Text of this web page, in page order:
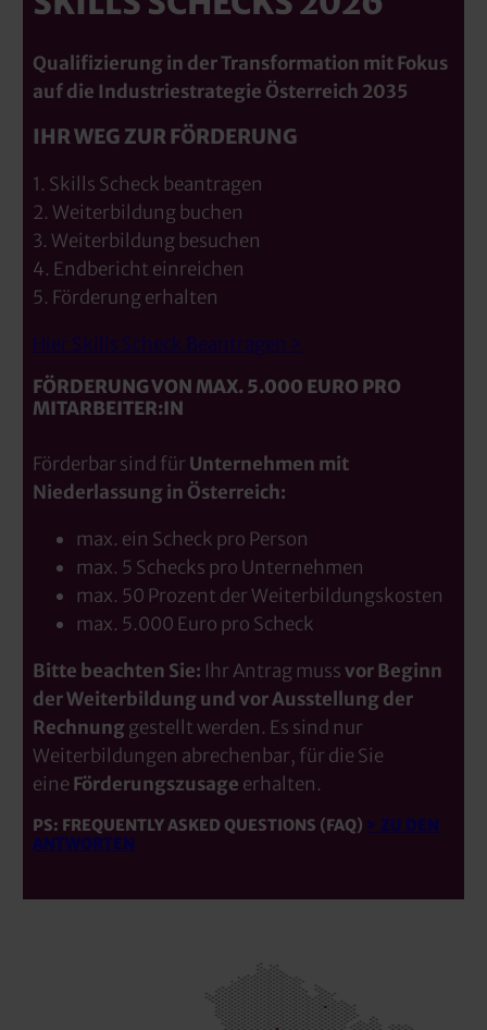
Qualifizierung in der Transformation mit Fokus
auf die Industriestrategie Österreich 2035
IHR WEG ZUR FÖRDERUNG
1. Skills Scheck beantragen
2. Weiterbildung buchen
3. Weiterbildung besuchen
4. Endbericht einreichen
5. Förderung erhalten
Hier Skills Scheck Beantragen >
FÖRDERUNG VON MAX. 5.000 EURO PRO
MITARBEITER:IN
Förderbar sind für Unternehmen mit
Niederlassung in Österreich:
max. ein Scheck pro Person
max. 5 Schecks pro Unternehmen
max. 50 Prozent der Weiterbildungskosten
max. 5.000 Euro pro Scheck
Bitte beachten Sie: Ihr Antrag mussvor Beginn
der Weiterbildung und vor Ausstellung der
Rechnunggestellt werden. Es sind nur
Weiterbildungen abrechenbar, für die Sie
eineFörderungszusage erhalten.
PS: FREQUENTLY ASKED QUESTIONS (FAQ) > ZU DEN
ANTWORTEN